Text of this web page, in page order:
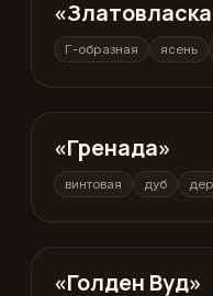
Г-образная
Г-образная ясень
винтовая
«Гренада»
винтовая дуб
П-образная
«Голден Вуд»